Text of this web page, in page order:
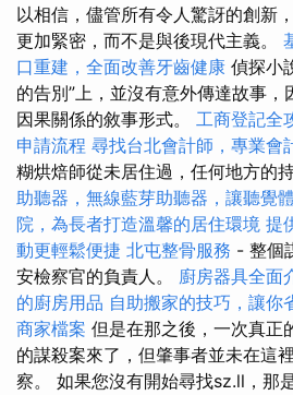
以相信，儘管所有令人驚訝的創新
更加緊密，而不是與後現代主義。
口重建，全面改善牙齒健康 偵探小
的告別”上，並沒有意外傳達故事
因果關係的敘事形式。 工商登記全
申請流程 尋找台北會計師，專業會
糊烘焙師從未居住過，任何地方的
助聽器，無線藍芽助聽器，讓聽覺
院，為長者打造溫馨的居住環境 提
動更輕鬆便捷 北屯整骨服務 - 整個
安檢察官的負責人。 廚房器具全面
的廚房用品 自助搬家的技巧，讓你
商家檔案 但是在那之後，一次真正
的謀殺案來了，但肇事者並未在這
察。 如果您沒有開始尋找sz.ll，那